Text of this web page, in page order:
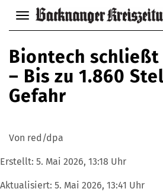
Navigation
anzeigen
bzw.
verbergen
Biontech
– Bis zu 1.860
Gefahr
Von red/dpa
Erstellt: 5. Mai 2026, 13:18 Uhr
Aktualisiert: 5. Mai 2026, 13:41 Uhr